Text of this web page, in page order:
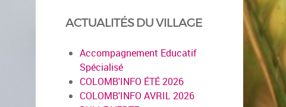
ACTUALITÉS DU VILLAGE
Accompagnement Educatif
Spécialisé
COLOMB'INFO ÉTÉ 2026
COLOMB'INFO AVRIL 2026